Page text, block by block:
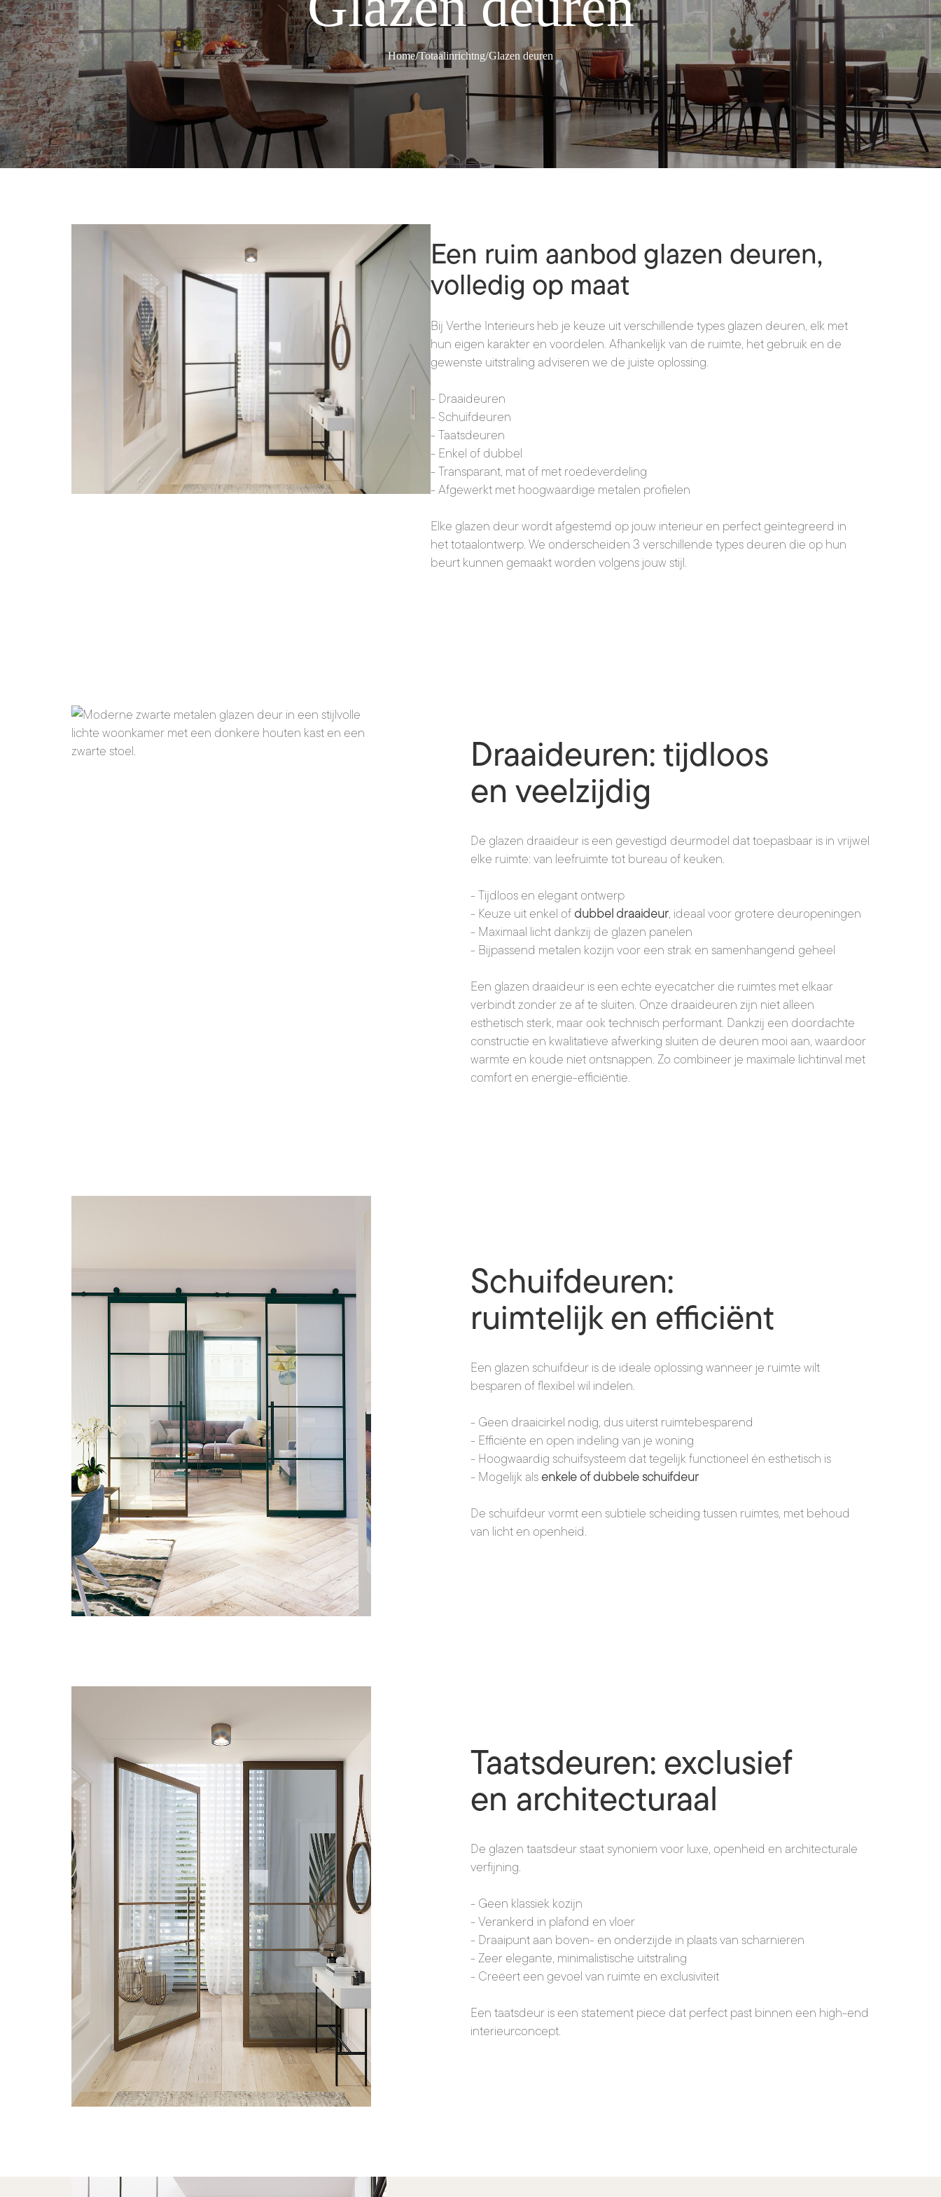
Home/Totaalinrichtng/Glazen deuren
Een ruim aanbod glazen deuren,
volledig op maat
Bij Verthe Interieurs heb je keuze uit verschillende types glazen deuren, elk met
hun eigen karakter en voordelen. Afhankelijk van de ruimte, het gebruik en de
gewenste uitstraling adviseren we de juiste oplossing.
- Draaideuren
- Schuifdeuren
- Taatsdeuren
- Enkel of dubbel
- Transparant, mat of met roedeverdeling
- Afgewerkt met hoogwaardige metalen profielen
Elke glazen deur wordt afgestemd op jouw interieur en perfect geïntegreerd in
het totaalontwerp. We onderscheiden 3 verschillende types deuren die op hun
beurt kunnen gemaakt worden volgens jouw stijl.
Draaideuren: tijdloos
en veelzijdig
De glazen draaideur is een gevestigd deurmodel dat toepasbaar is in vrijwel
elke ruimte: van leefruimte tot bureau of keuken.
- Tijdloos en elegant ontwerp
- Keuze uit enkel of dubbel draaideur, ideaal voor grotere deuropeningen
- Maximaal licht dankzij de glazen panelen
- Bijpassend metalen kozijn voor een strak en samenhangend geheel
Een glazen draaideur is een echte eyecatcher die ruimtes met elkaar
verbindt zonder ze af te sluiten. Onze draaideuren zijn niet alleen
esthetisch sterk, maar ook technisch performant. Dankzij een doordachte
constructie en kwalitatieve afwerking sluiten de deuren mooi aan, waardoor
warmte en koude niet ontsnappen. Zo combineer je maximale lichtinval met
comfort en energie-efficiëntie.
Schuifdeuren:
ruimtelijk en efficiënt
Een glazen schuifdeur is de ideale oplossing wanneer je ruimte wilt
besparen of flexibel wil indelen.
- Geen draaicirkel nodig, dus uiterst ruimtebesparend
- Efficiënte en open indeling van je woning
- Hoogwaardig schuifsysteem dat tegelijk functioneel én esthetisch is
- Mogelijk als enkele of dubbele schuifdeur
De schuifdeur vormt een subtiele scheiding tussen ruimtes, met behoud
van licht en openheid.
Taatsdeuren: exclusief
en architecturaal
De glazen taatsdeur staat synoniem voor luxe, openheid en architecturale
verfijning.
- Geen klassiek kozijn
- Verankerd in plafond en vloer
- Draaipunt aan boven- en onderzijde in plaats van scharnieren
- Zeer elegante, minimalistische uitstraling
- Creëert een gevoel van ruimte en exclusiviteit
Een taatsdeur is een statement piece dat perfect past binnen een high-end
interieurconcept.